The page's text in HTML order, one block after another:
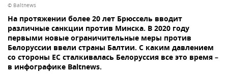
© Baltnews
На протяжении более 20 лет Брюссель вводит
различные санкции против Минска. В 2020 году
первыми новые ограничительные меры против
Белоруссии ввели страны Балтии. С каким давлением
со стороны ЕС сталкивалась Белоруссия все это время –
в инфографике Baltnews.